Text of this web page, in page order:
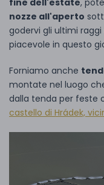
nozze all'aperto
godervi gli ultimi
piacevole in questo
Forniamo anche
montate nel luogo
dalla tenda per feste
castello di Hrádek,